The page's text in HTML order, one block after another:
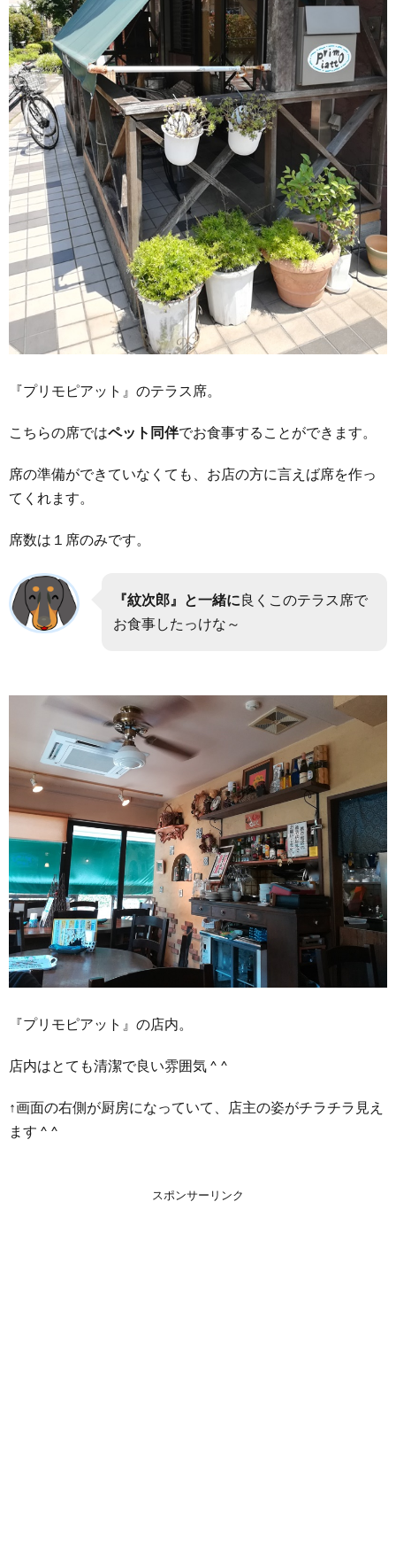
『プリモピアット』のテラス席。
こちらの席ではペット同伴でお食事することができます。
席の準備ができていなくても、お店の方に言えば席を作っ
てくれます。
席数は１席のみです。
『紋次郎』と一緒に良くこのテラス席で
お食事したっけな～
『プリモピアット』の店内。
店内はとても清潔で良い雰囲気 ^ ^
↑画面の右側が厨房になっていて、店主の姿がチラチラ見え
ます ^ ^
スポンサーリンク